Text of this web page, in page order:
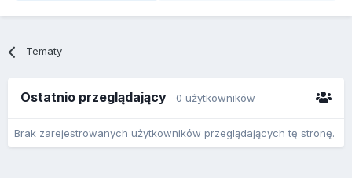
Tematy
Ostatnio przeglądający 0 użytkowników
Brak zarejestrowanych użytkowników przeglądających tę stronę.